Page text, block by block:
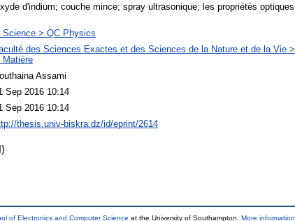
d'indium; couche mince; spray ultrasonique; les propriétés
Science > QC Physics
des Sciences Exactes et des Sciences de la Nature et de la Vie
Matière
Assami
Sep 2016 10:14
Sep 2016 10:14
thesis.univ-biskra.dz/id/eprint/2614
of Electronics and Computer Science at the University of Southampton. More